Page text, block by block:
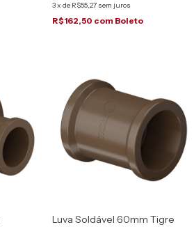
3x de R$55,27 sem juros
R$162,50 com Boleto
Luva Soldável 60mm Tigre